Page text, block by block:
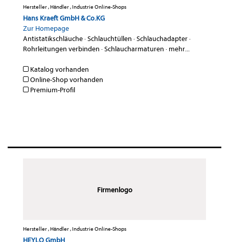
Hersteller , Händler , Industrie Online-Shops
Hans Kraeft GmbH & Co.KG
Zur Homepage
Antistatikschläuche·Schlauchtüllen ·Schlauchadapter·
Rohrleitungen verbinden ·Schlaucharmaturen · mehr...
Katalog vorhanden
Online-Shop vorhanden
Premium-Profil
Firmenlogo
Hersteller , Händler , Industrie Online-Shops